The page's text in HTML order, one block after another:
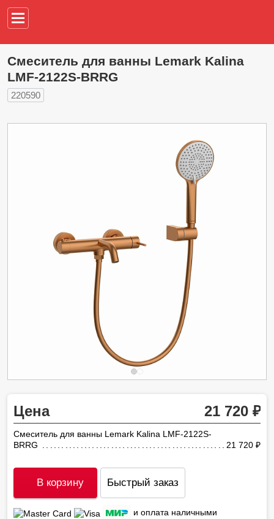
Смеситель для ванны Lemark Kalina
LMF-2122S-BRRG
220590
Цена 21 720
Смеситель для ванны Lemark Kalina LMF-2122S-
BRRG
21 720
В корзину Быстрый заказ
и оплата наличными